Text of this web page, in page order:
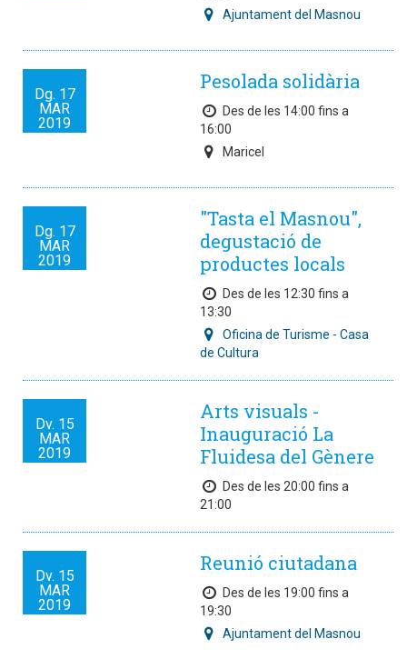
Ajuntament del Masnou
Dg. 17
MAR
2019
Pesolada solidària
Des de les 14:00 fins a
16:00
Maricel
Dg. 17
MAR
2019
"Tasta el Masnou",
degustació de
productes locals
Des de les 12:30 fins a
13:30
Oficina de Turisme - Casa
de Cultura
Dv. 15
MAR
2019
Arts visuals -
Inauguració La
Fluidesa del Gènere
Des de les 20:00 fins a
21:00
Dv. 15
MAR
2019
Reunió ciutadana
Des de les 19:00 fins a
19:30
Ajuntament del Masnou